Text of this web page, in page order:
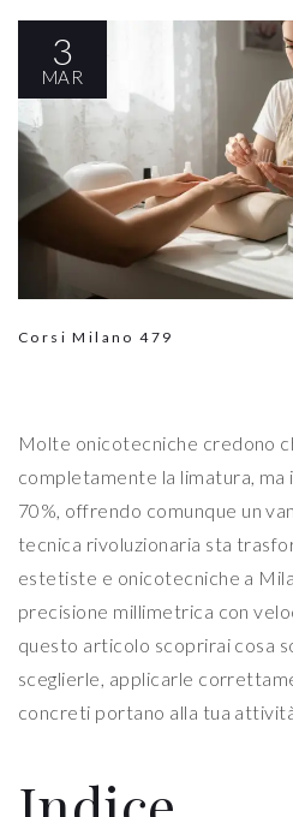
3
MAR
Corsi Milano479
Molte onicotecniche credono
completamente la limatura, ma
70%, offrendo comunque un
tecnica rivoluzionaria sta
estetiste e onicotecniche a
precisione millimetrica con
questo articolo scoprirai cosa
sceglierle, applicarle
concreti portano alla tua